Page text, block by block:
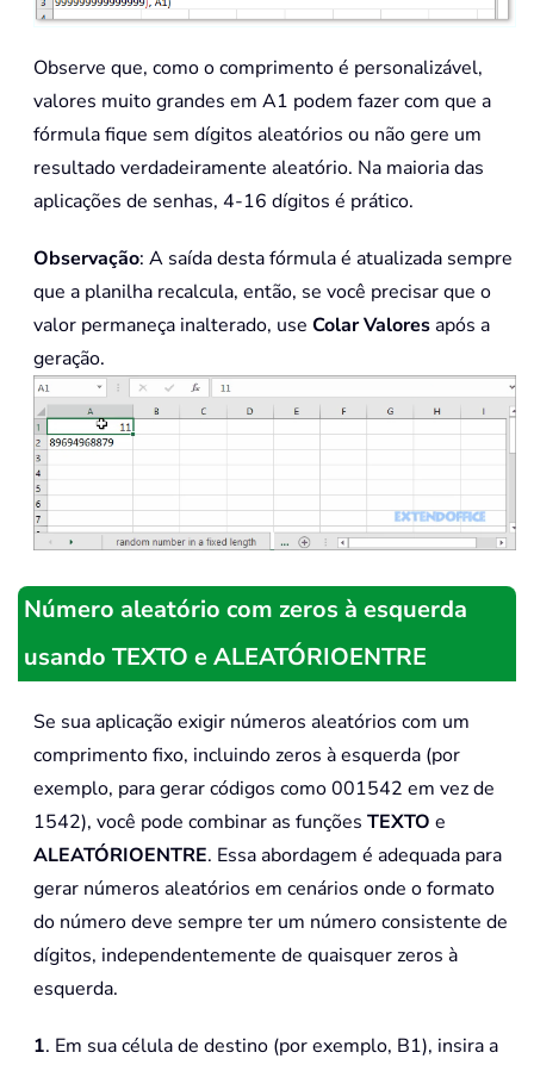
Observe que, como o comprimento é personalizável,
valores muito grandes em A1 podem fazer com que a
fórmula fique sem dígitos aleatórios ou não gere um
resultado verdadeiramente aleatório. Na maioria das
aplicações de senhas, 4-16 dígitos é prático.
Observação: A saída desta fórmula é atualizada sempre
que a planilha recalcula, então, se você precisar que o
valor permaneça inalterado, use Colar Valoresapós a
geração.
Número aleatório com zeros à esquerda
usando TEXTO e ALEATÓRIOENTRE
Se sua aplicação exigir números aleatórios com um
comprimento fixo, incluindo zeros à esquerda (por
exemplo, para gerar códigos como 001542 em vez de
1542), você pode combinar as funções TEXTO e
ALEATÓRIOENTRE. Essa abordagem é adequada para
gerar números aleatórios em cenários onde o formato
do número deve sempre ter um número consistente de
dígitos, independentemente de quaisquer zeros à
esquerda.
1. Em sua célula de destino (por exemplo, B1), insira a